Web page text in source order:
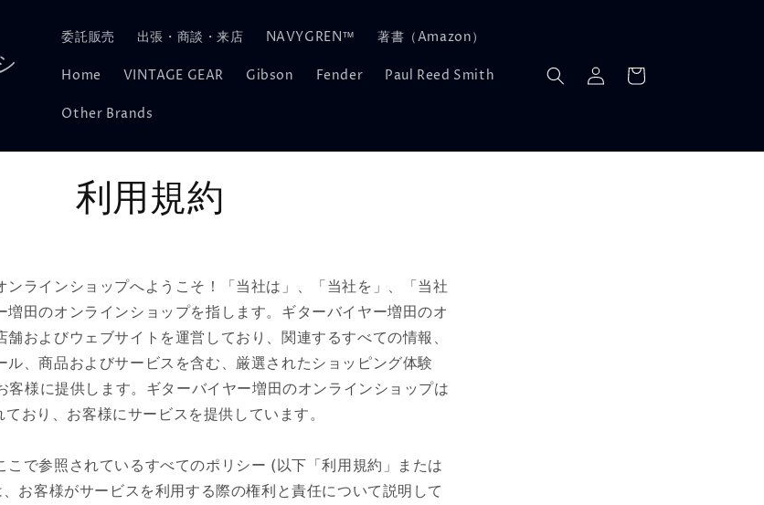
委託販売 出張・商談・来店 NAVYGREN™︎ 著書（Amazon）
Home VINTAGE GEAR Gibson Fender Paul Reed Smith
Other Brands
グ
イ
ー
利用規約
ンラインショップへようこそ！「当社は」、「当社を」、「当社
増田のオンラインショップを指します。ギターバイヤー増田のオ
舗およびウェブサイトを運営しており、関連するすべての情報、
ル、商品およびサービスを含む、厳選されたショッピング体験
客様に提供します。ギターバイヤー増田のオンラインショップは
おり、お客様にサービスを提供しています。
こで参照されているすべてのポリシー (以下「利用規約」または
、お客様がサービスを利用する際の権利と責任について説明して